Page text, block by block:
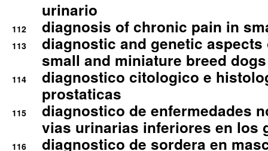
urinario
112 diagnosis of chronic pain in
113
diagnostic and genetic
small and miniature breed
114
diagnostico citologico e
prostaticas
115
diagnostico de enfermedades
vias urinarias inferiores en los
116
diagnostico de sordera en